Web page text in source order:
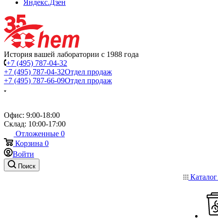
Яндекс.Дзен
История вашей лаборатории с 1988 года
+7 (495) 787-04-32
+7 (495) 787-04-32Отдел продаж
+7 (495) 787-66-09Отдел продаж
Офис: 9:00-18:00
Склад: 10:00-17:00
Отложенные 0
Корзина 0
Войти
Поиск